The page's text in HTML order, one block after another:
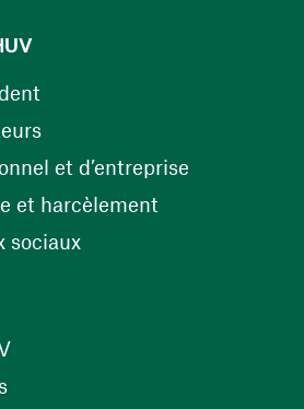
(ouvre une nouvelle fenêtre)
et d’entreprise
et harcèlement
sociaux(ouvre une nouvelle
(ouvre une nouvelle fenêtre)
(ouvre une nouvelle fenêtre)